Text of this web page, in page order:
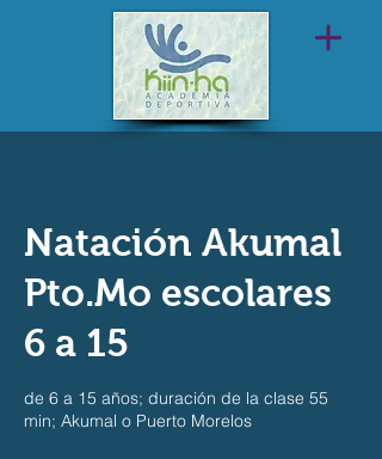
Natación Akumal
Pto.Mo escolares
6 a 15
de 6 a 15 años; duración de la clase 55
min; Akumal o Puerto Morelos